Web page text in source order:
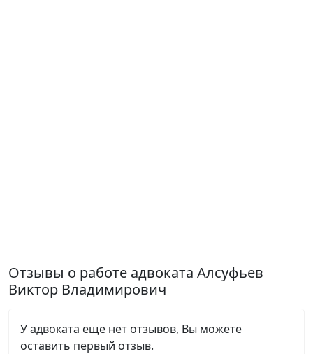
Отзывы о работе адвоката Алсуфьев
Виктор Владимирович
У адвоката еще нет отзывов, Вы можете
оставить первый отзыв.